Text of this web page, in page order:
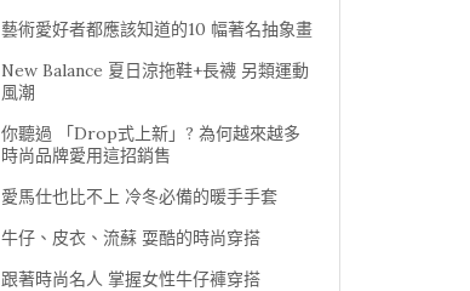
藝術愛好者都應該知道的10 幅著名抽象畫
New Balance 夏日涼拖鞋+長襪 另類運動
風潮
你聽過 「Drop式上新」? 為何越來越多
時尚品牌愛用這招銷售
愛馬仕也比不上 冷冬必備的暖手手套
牛仔、皮衣、流蘇 耍酷的時尚穿搭
跟著時尚名人 掌握女性牛仔褲穿搭